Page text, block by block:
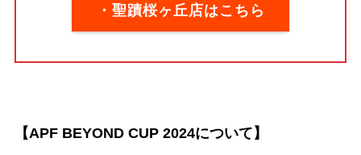
・聖蹟桜ヶ丘店はこちら
【APF BEYOND CUP 2024について】